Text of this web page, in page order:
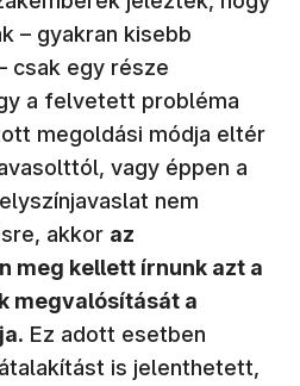
– gyakran kisebb
csak egy része
a felvetett probléma
megoldási módja eltér
vagy éppen a
nem
akkor az
meg kellett írnunk azt a
megvalósítását a
. Ez adott esetben
is jelenthetett,